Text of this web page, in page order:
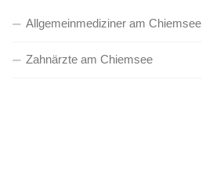
Allgemeinmediziner am Chiemsee
Zahnärzte am Chiemsee